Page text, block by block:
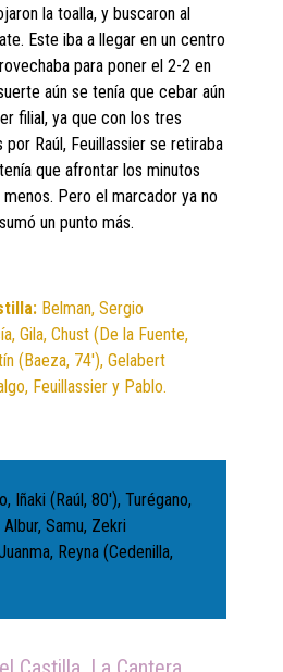
la toalla, y buscaron al
Este iba a llegar en un centro
para poner el 2-2 en
aún se tenía que cebar aún
filial, ya que con los tres
Raúl, Feuillassier se retiraba
que afrontar los minutos
Pero el marcador ya no
un punto más.
Belman, Sergio
Gila, Chust (De la Fuente,
(Baeza, 74′), Gelabert
Feuillassier y Pablo.
Iñaki (Raúl, 80′), Turégano,
Samu, Zekri
Reyna (Cedenilla,